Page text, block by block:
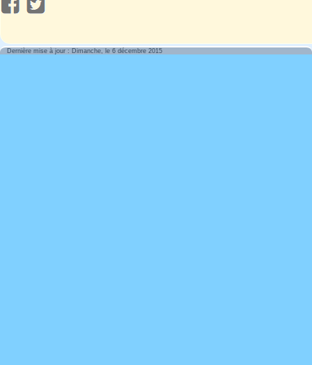
Dernière mise à jour : Dimanche, le 6 décembre 2015